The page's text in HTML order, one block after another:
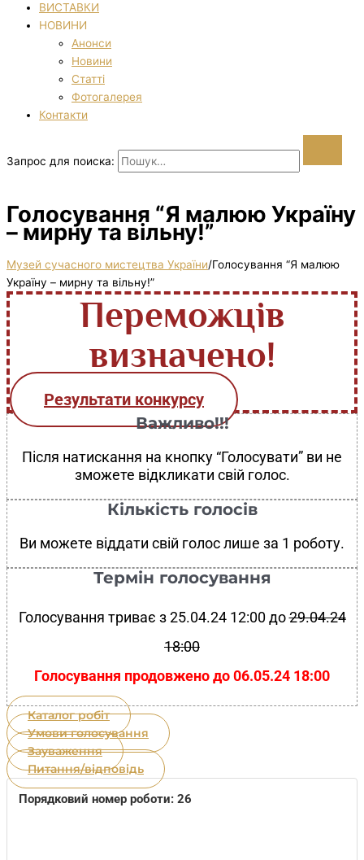
ВИСТАВКИ
НОВИНИ
Анонси
Новини
Статті
Фотогалерея
Контакти
Запрос для поиска:
Голосування “Я малюю Україну
– мирну та вільну!”
Музей сучасного мистецтва України/Голосування “Я малюю
Україну – мирну та вільну!”
Переможців
визначено!
Результати конкурсу
Важливо!!!
Після натискання на кнопку “Голосувати” ви не
зможете відкликати свій голос.
Кількість голосів
Ви можете віддати свій голос лише за 1 роботу.
Термін голосування
Голосування триває з 25.04.24 12:00 до29.04.24
18:00
Голосування продовжено до 06.05.24 18:00
Каталог робіт
Умови голосування
Зауваження
Питання/відповідь
Порядковий номер роботи: 26